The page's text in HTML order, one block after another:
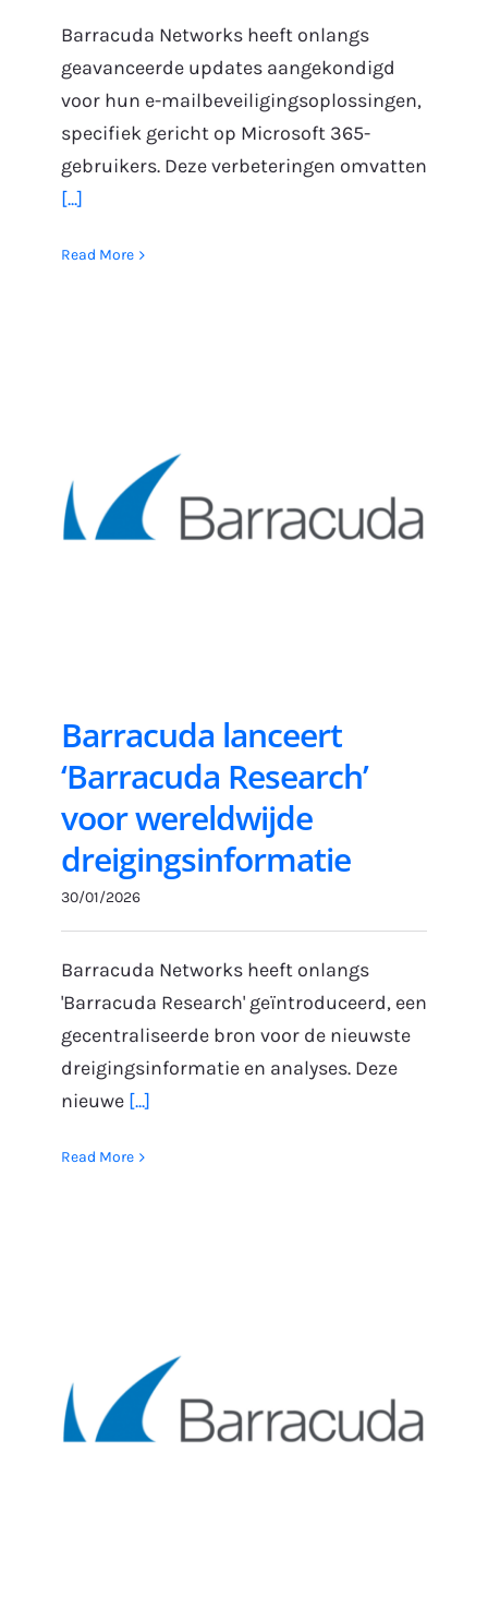
Barracuda Networks heeft onlangs
geavanceerde updates aangekondigd
voor hun e-mailbeveiligingsoplossingen,
specifiek gericht op Microsoft 365-
gebruikers. Deze verbeteringen omvatten
[...]
Read More
Barracuda lanceert
‘Barracuda Research’
voor wereldwijde
dreigingsinformatie
30/01/2026
Barracuda Networks heeft onlangs
'Barracuda Research' geïntroduceerd, een
gecentraliseerde bron voor de nieuwste
dreigingsinformatie en analyses. Deze
nieuwe [...]
Read More